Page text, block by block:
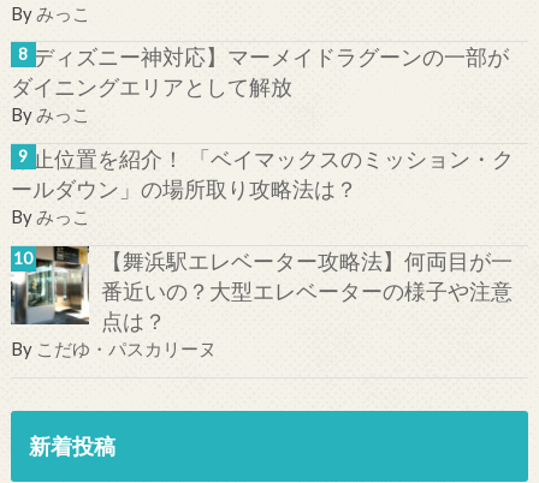
By みっこ
【ディズニー神対応】マーメイドラグーンの一部が
ダイニングエリアとして解放
Byみっこ
停止位置を紹介！ 「ベイマックスのミッション・ク
ールダウン」の場所取り攻略法は？
Byみっこ
【舞浜駅エレベーター攻略法】何両目が一
番近いの？大型エレベーターの様子や注意
点は？
By こだゆ・パスカリーヌ
新着投稿